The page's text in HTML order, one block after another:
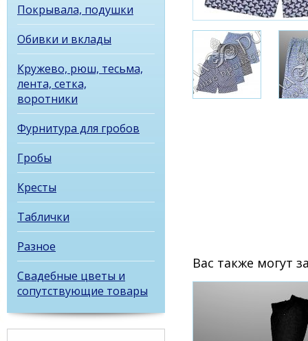
Покрывала, подушки
Обивки и вклады
Кружево, рюш, тесьма,
лента, сетка,
воротники
Фурнитура для гробов
Гробы
Кресты
Таблички
Разное
Свадебные цветы и
сопутствующие товары
Вас также могут